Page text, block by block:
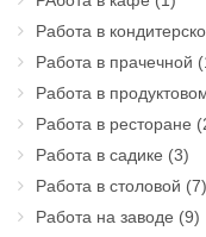
Работа в
Работа в прачечной
Работа в
Работа в ресторане
Работа в садике (3)
Работа в столовой (7)
Работа на заводе (9)